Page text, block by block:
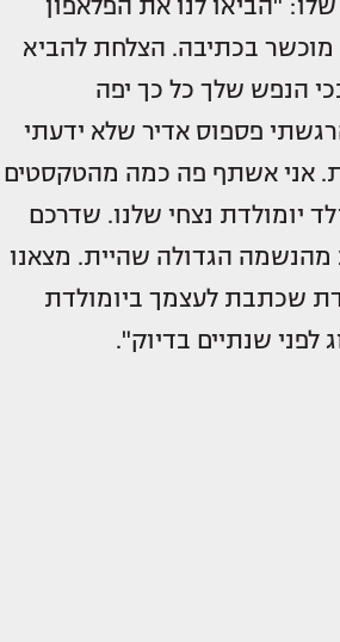
"הביאו לנו את הפלאפון
מוכשר בכתיבה. הצלחת להביא
הנפש שלך כל כך יפה
פספוס אדיר שלא ידעתי
אני אשתף פה כמה מהטקסטים
יומולדת נצחי שלנו. שדרכם
הגדולה שהיית. מצאנו
שכתבת לעצמך ביומולדת
לפני שנתיים בדיוק".